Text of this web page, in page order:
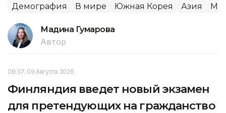
Демография В мире Южная Корея Азия
Мадина Гумарова
Автор
08:37, 09 Августа 2026
Финляндия введет новый экзамен
для претендующих на гражданство